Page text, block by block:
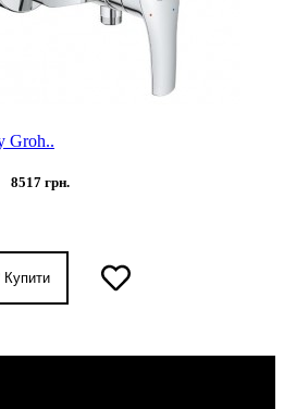
Groh..
8517 грн.
Купити